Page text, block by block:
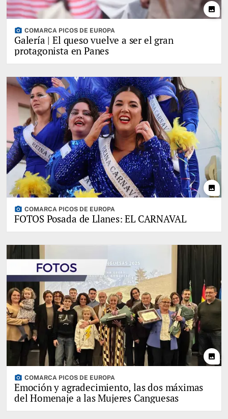
photo
photo_camera COMARCA PICOS DE EUROPA
Galería | El queso vuelve a ser el gran
protagonista en Panes
photo
photo_camera COMARCA PICOS DE EUROPA
FOTOS Posada de Llanes: EL CARNAVAL
photo
photo_camera COMARCA PICOS DE EUROPA
Emoción y agradecimiento, las dos máximas
del Homenaje a las Mujeres Canguesas